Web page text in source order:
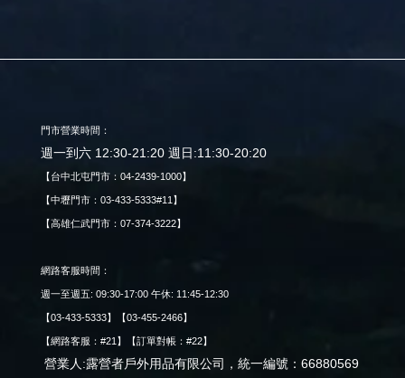
門市營業時間：
週一到六 12:30-21:20 週日:11:30-20:20
【台中北屯門市：04-2439-1000】
【中壢門市：03-433-5333#11】
【高雄仁武門市：07-374-3222】
網路客服時間：
週一至週五: 09:30-17:00 午休: 11:45-12:30
【03-433-5333】【03-455-2466】
【網路客服：#21】【訂單對帳：#22】
營業人:露營者戶外用品有限公司，統一編號：66880569